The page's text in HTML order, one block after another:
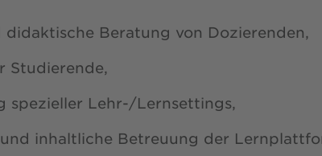
didaktische Beratung von Dozierenden,
Studierende,
spezieller Lehr-/Lernsettings,
inhaltliche Betreuung der